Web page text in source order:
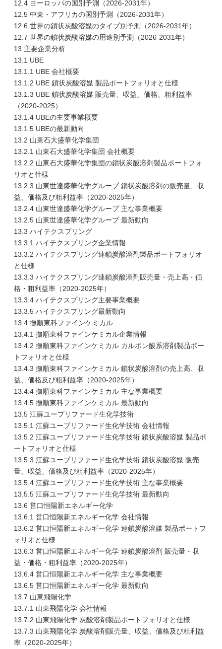
12.4 ヨーロッパの国別予測（2026-2031年）
12.5 中東・アフリカの国別予測（2026-2031年）
12.6 世界の鎖状炭酸溶媒のタイプ別予測（2026-2031年）
12.7 世界の鎖状炭酸溶媒の用途別予測（2026-2031年）
13 主要企業分析
13.1 UBE
13.1.1 UBE 会社概要
13.1.2 UBE 鎖状炭酸溶媒 製品ポートフォリオと仕様
13.1.3 UBE 鎖状炭酸溶媒 販売量、収益、価格、粗利益率
（2020-2025）
13.1.4 UBEの主要事業概要
13.1.5 UBEの最新動向
13.2 山東石大盛華化学集団
13.2.1 山東石大盛華化学集団 会社概要
13.2.2 山東石大盛華化学集団の鎖状炭酸溶剤製品ポートフォ
リオと仕様
13.2.3 山東世達盛華化学グループ 鎖状炭酸溶剤の販売量、収
益、価格及び粗利益率（2020-2025年）
13.2.4 山東世達盛華化学グループ 主な事業概要
13.2.5 山東世達盛華化学グループ 最新動向
13.3 ハイテクスプリング
13.3.1 ハイテクスプリング企業情報
13.3.2 ハイテクスプリング連鎖炭酸溶剤製品ポートフォリオ
と仕様
13.3.3 ハイテクスプリング連鎖炭酸溶剤販売量・売上高・価
格・粗利益率（2020-2025年）
13.3.4 ハイテクスプリング主要事業概要
13.3.5 ハイテクスプリング最新動向
13.4 撫順東科ファインケミカル
13.4.1 撫順東科ファインケミカル企業情報
13.4.2 撫順東科ファインケミカル カルボン酸系溶剤製品ポー
トフォリオと仕様
13.4.3 撫順東科ファインケミカル 鎖状炭酸溶剤の売上高、収
益、価格及び粗利益率（2020-2025年）
13.4.4 撫順東科ファインケミカル 主な事業概要
13.4.5 撫順東科ファインケミカル 最新動向
13.5 江蘇ユープリファード生化学技術
13.5.1 江蘇ユープリファード生化学技術 会社情報
13.5.2 江蘇ユープリファード生化学技術 鎖状炭酸溶媒 製品ポ
ートフォリオと仕様
13.5.3 江蘇ユープリファード生化学技術 鎖状炭酸溶媒 販売
量、収益、価格及び粗利益率（2020-2025年）
13.5.4 江蘇ユープリファード生化学技術 主な事業概要
13.5.5 江蘇ユープリファード生化学技術 最新動向
13.6 営口恒陽新エネルギー化学
13.6.1 営口恒陽新エネルギー化学 会社情報
13.6.2 営口恒陽新エネルギー化学 連鎖炭酸溶媒 製品ポートフ
ォリオと仕様
13.6.3 営口恒陽新エネルギー化学 連鎖炭酸溶剤 販売量・収
益・価格・粗利益率（2020-2025年）
13.6.4 営口恒陽新エネルギー化学 主な事業概要
13.6.5 営口恒陽新エネルギー化学 最新動向
13.7 山東飛陽化学
13.7.1 山東飛陽化学 会社情報
13.7.2 山東飛陽化学 炭酸溶剤製品ポートフォリオと仕様
13.7.3 山東飛陽化学 炭酸溶剤販売量、収益、価格及び粗利益
率（2020-2025年）